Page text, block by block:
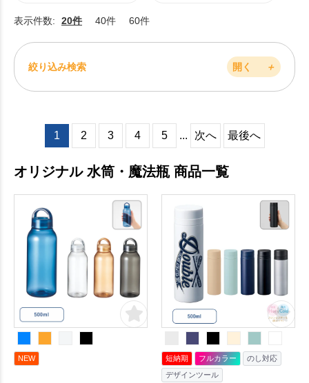
表示件数: 20件 40件 60件
絞り込み検索 開く ＋
1 2 3 4 5 ... 次へ 最後へ
オリジナル 水筒・魔法瓶 商品一覧
NEW 短納期 フルカラー
のし対応
デザインツール